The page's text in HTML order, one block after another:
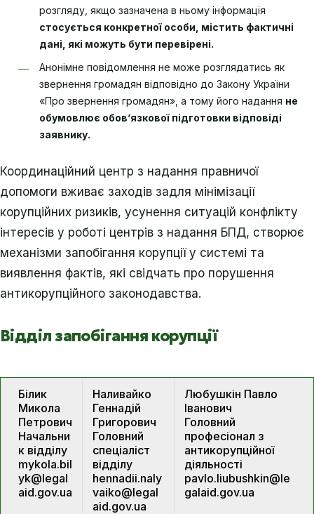
розгляду, якщо зазначена в ньому інформація
стосується конкретної особи, містить фактичні
дані, які можуть бути перевірені.
Анонімне повідомлення не може розглядатись як
звернення громадян відповідно до Закону України
«Про звернення громадян», а тому його надання не
обумовлює обов’язкової підготовки відповіді
заявнику.
Координаційний центр з надання правничої
допомоги вживає заходів задля мінімізації
корупційних ризиків, усунення ситуацій конфлікту
інтересів у роботі центрів з надання БПД, створює
механізми запобігання корупції у системі та
виявлення фактів, які свідчать про порушення
антикорупційного законодавства.
Відділ запобігання корупції
Білик
Микола
Петрович
Начальни
к відділу
mykola.bil
yk@legal
aid.gov.ua
Наливайко
Геннадій
Григорович
Головний
спеціаліст
відділу
hennadii.naly
vaiko@legal
aid.gov.ua
Любушкін Павло
Іванович
Головний
професіонал з
антикорупційної
діяльності
pavlo.liubushkin@le
galaid.gov.ua